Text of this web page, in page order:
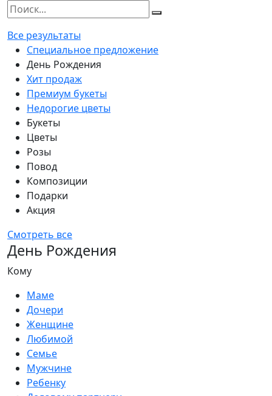
Все результаты
Специальное предложение
День Рождения
Хит продаж
Премиум букеты
Недорогие цветы
Букеты
Цветы
Розы
Повод
Композиции
Подарки
Акция
Смотреть все
День Рождения
Кому
Маме
Дочери
Женщине
Любимой
Семье
Мужчине
Ребенку